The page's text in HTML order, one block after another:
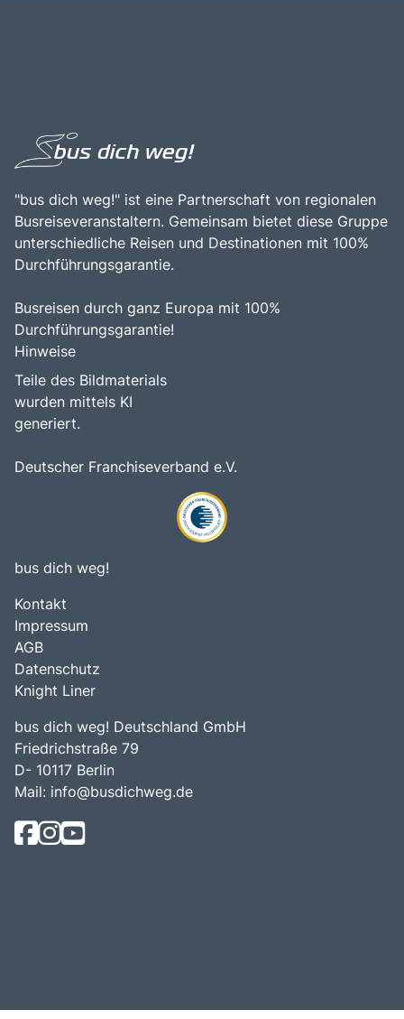
"bus dich weg!" ist eine Partnerschaft von regionalen
Busreiseveranstaltern. Gemeinsam bietet diese Gruppe
unterschiedliche Reisen und Destinationen mit 100%
Durchführungsgarantie.
Busreisen durch ganz Europa mit 100%
Durchführungsgarantie!
Hinweise
Teile des Bildmaterials
wurden mittels KI
generiert.
Deutscher Franchiseverband e.V.
bus dich weg!
Kontakt
Impressum
AGB
Datenschutz
Knight Liner
bus dich weg! Deutschland GmbH
Friedrichstraße 79
D- 10117 Berlin
Mail: info@busdichweg.de